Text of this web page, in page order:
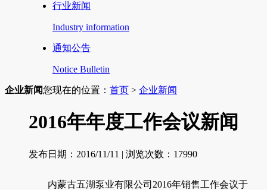
行业新闻
Industry information
通知公告
Notice Bulletin
企业新闻您现在的位置： 首页 > 企业新闻
2016年年度工作会议新闻
发布日期：2016/11/11 | 浏览次数： 17990
内蒙古五湖泵业有限公司2016年销售工作会议于